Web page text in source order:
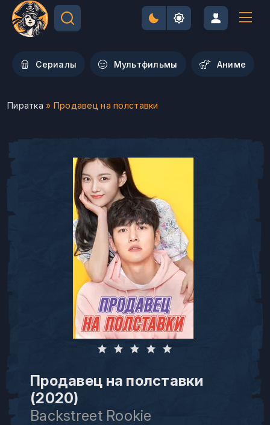
Сериалы Мультфильмы Aниме
Пиратка » Продавец на полставки
Продавец на полставки
(2020)
Backstreet Rookie